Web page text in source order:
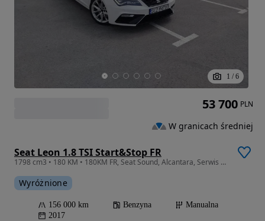
1 / 6
Seat Leon 1.8 TSI Start&Stop FR
1798 cm3 • 180 KM • 180KM FR, Seat Sound, Alcantara, Serwis ASO, Ładny stan, Zarejestrowan
Wyróżnione
156 000 km Benzyna
Manualna
2017
53 700 PLN
W granicach średniej